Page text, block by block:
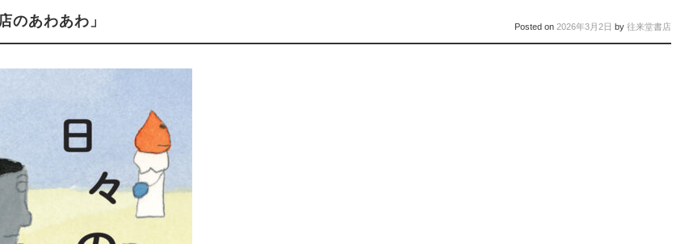
のあわあわ」 Posted on2026年3月2日 by往来堂書店